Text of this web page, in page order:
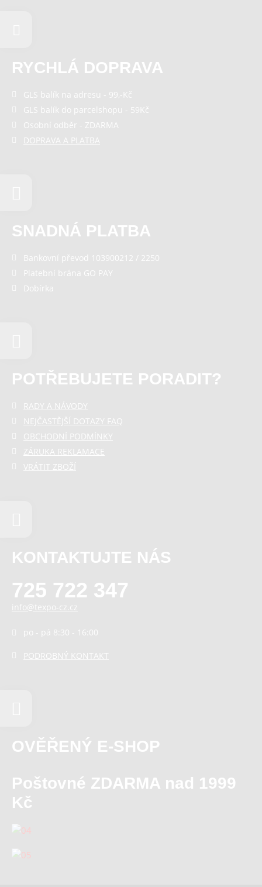
RYCHLÁ DOPRAVA
GLS balík na adresu - 99,-Kč
GLS balík do parcelshopu - 59Kč
Osobní odběr - ZDARMA
DOPRAVA A PLATBA
SNADNÁ PLATBA
Bankovní převod 103900212 / 2250
Platební brána GO PAY
Dobírka
POTŘEBUJETE PORADIT?
RADY A NÁVODY
NEJČASTĚJŠÍ DOTAZY FAQ
OBCHODNÍ PODMÍNKY
ZÁRUKA REKLAMACE
VRÁTIT ZBOŽÍ
KONTAKTUJTE NÁS
725 722 347
info@texpo-cz.cz
po - pá 8:30 - 16:00
PODROBNÝ KONTAKT
OVĚŘENÝ E-SHOP
Poštovné ZDARMA nad 1999
Kč